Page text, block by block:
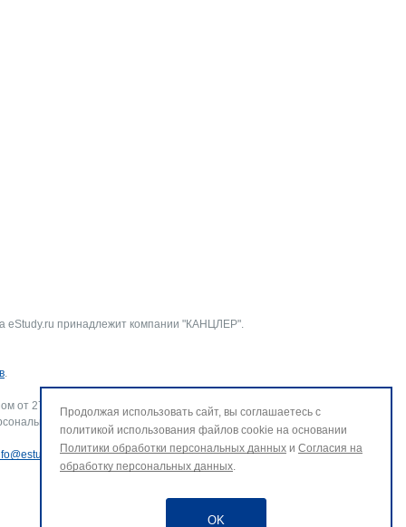
eStudy.ru принадлежит компании "КАНЦЛЕР".
.
от 27.07.2006 г. № 152-ФЗ «О персональных данных».
данных и использование файлов cookie. В случае
.
Продолжая использовать сайт, вы соглашаетесь с
политикой использования файлов cookie на основании
Политики обработки персональных данных и Согласия на
обработку персональных данных.
OK